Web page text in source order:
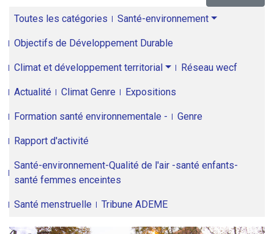
Toutes les catégories Santé-environnement
Objectifs de Développement Durable
Climat et développement territorial Réseau wecf
Actualité Climat Genre Expositions
Formation santé environnementale - Genre
Rapport d'activité
Santé-environnement-Qualité de l'air -santé enfants-
santé femmes enceintes
Santé menstruelle Tribune ADEME